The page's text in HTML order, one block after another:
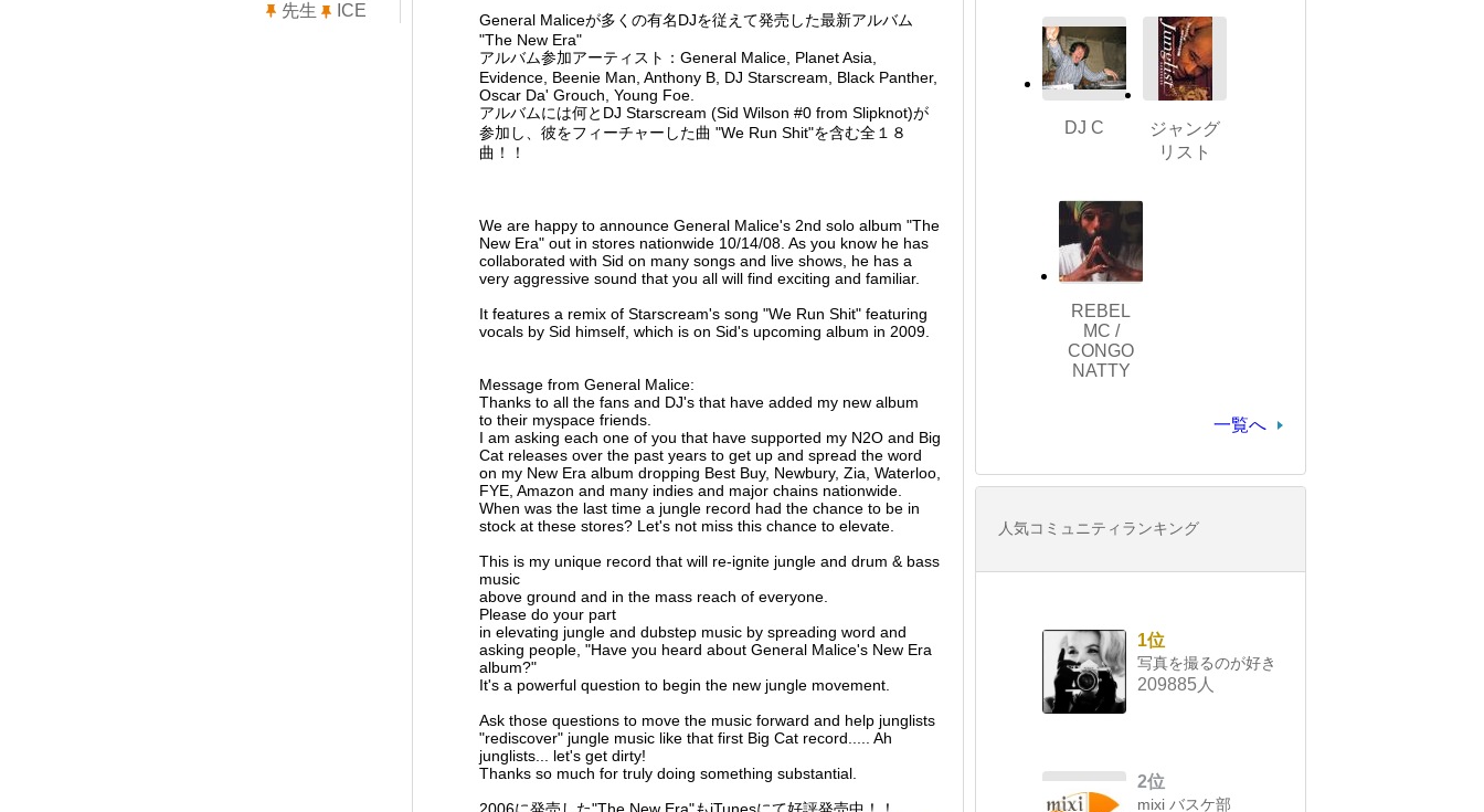
General Maliceが多くの有名DJを従えて発売した最新アルバム
"The New Era"
アルバム参加アーティスト：General Malice, Planet Asia,
Evidence, Beenie Man, Anthony B, DJ Starscream, Black Panther,
Oscar Da' Grouch, Young Foe.
アルバムには何とDJ Starscream (Sid Wilson #0 from Slipknot)が
参加し、彼をフィーチャーした曲 "We Run Shit"を含む全１８
曲！！
We are happy to announce General Malice's 2nd solo album "The
New Era" out in stores nationwide 10/14/08. As you know he has
collaborated with Sid on many songs and live shows, he has a
very aggressive sound that you all will find exciting and familiar.
It features a remix of Starscream's song "We Run Shit" featuring
vocals by Sid himself, which is on Sid's upcoming album in 2009.
Message from General Malice:
Thanks to all the fans and DJ's that have added my new album
to their myspace friends.
I am asking each one of you that have supported my N2O and Big
Cat releases over the past years to get up and spread the word
on my New Era album dropping Best Buy, Newbury, Zia, Waterloo,
FYE, Amazon and many indies and major chains nationwide.
When was the last time a jungle record had the chance to be in
stock at these stores? Let's not miss this chance to elevate.
This is my unique record that will re-ignite jungle and drum & bass
music
above ground and in the mass reach of everyone.
Please do your part
in elevating jungle and dubstep music by spreading word and
asking people, "Have you heard about General Malice's New Era
album?"
It's a powerful question to begin the new jungle movement.
Ask those questions to move the music forward and help junglists
"rediscover" jungle music like that first Big Cat record..... Ah
junglists... let's get dirty!
Thanks so much for truly doing something substantial.
先生
ICE
DJ C
ジャング
リスト
REBEL
MC /
CONGO
NATTY
一覧へ
人気コミュニティランキング
1位
写真を撮るのが好き
209885人
2位
mixi バスケ部